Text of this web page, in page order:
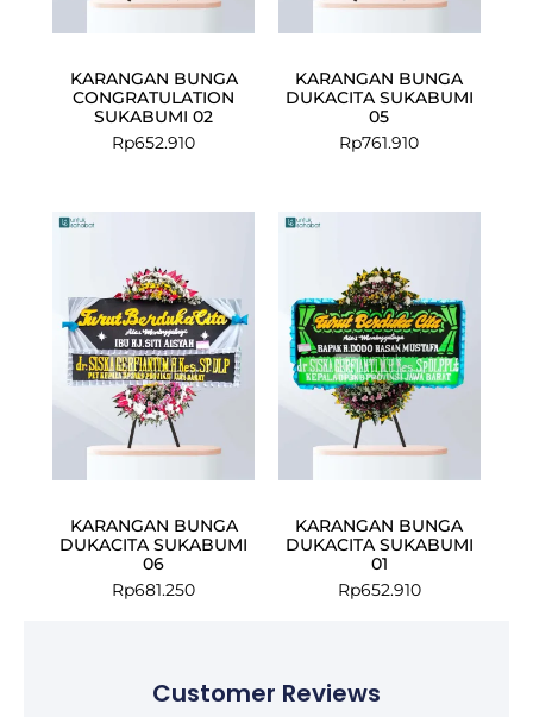
KARANGAN BUNGA
CONGRATULATION
SUKABUMI 02
Rp652.910
KARANGAN BUNGA
DUKACITA SUKABUMI
05
Rp761.910
KARANGAN BUNGA
DUKACITA SUKABUMI
06
Rp681.250
KARANGAN BUNGA
DUKACITA SUKABUMI
01
Rp652.910
Customer Reviews